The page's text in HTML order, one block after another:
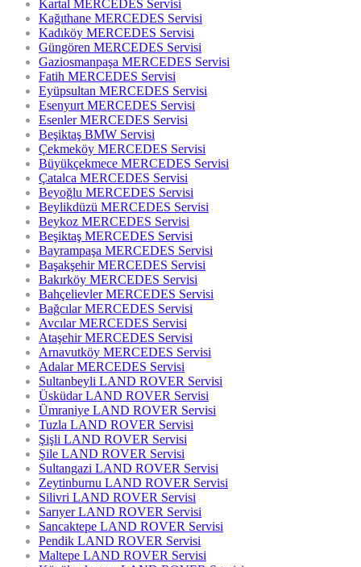
Kartal MERCEDES Servisi
Kağıthane MERCEDES Servisi
Kadıköy MERCEDES Servisi
Güngören MERCEDES Servisi
Gaziosmanpaşa MERCEDES Servisi
Fatih MERCEDES Servisi
Eyüpsultan MERCEDES Servisi
Esenyurt MERCEDES Servisi
Esenler MERCEDES Servisi
Beşiktaş BMW Servisi
Çekmeköy MERCEDES Servisi
Büyükçekmece MERCEDES Servisi
Çatalca MERCEDES Servisi
Beyoğlu MERCEDES Servisi
Beylikdüzü MERCEDES Servisi
Beykoz MERCEDES Servisi
Beşiktaş MERCEDES Servisi
Bayrampaşa MERCEDES Servisi
Başakşehir MERCEDES Servisi
Bakırköy MERCEDES Servisi
Bahçelievler MERCEDES Servisi
Bağcılar MERCEDES Servisi
Avcılar MERCEDES Servisi
Ataşehir MERCEDES Servisi
Arnavutköy MERCEDES Servisi
Adalar MERCEDES Servisi
Sultanbeyli LAND ROVER Servisi
Üsküdar LAND ROVER Servisi
Ümraniye LAND ROVER Servisi
Tuzla LAND ROVER Servisi
Şişli LAND ROVER Servisi
Şile LAND ROVER Servisi
Sultangazi LAND ROVER Servisi
Zeytinburnu LAND ROVER Servisi
Silivri LAND ROVER Servisi
Sarıyer LAND ROVER Servisi
Sancaktepe LAND ROVER Servisi
Pendik LAND ROVER Servisi
Maltepe LAND ROVER Servisi